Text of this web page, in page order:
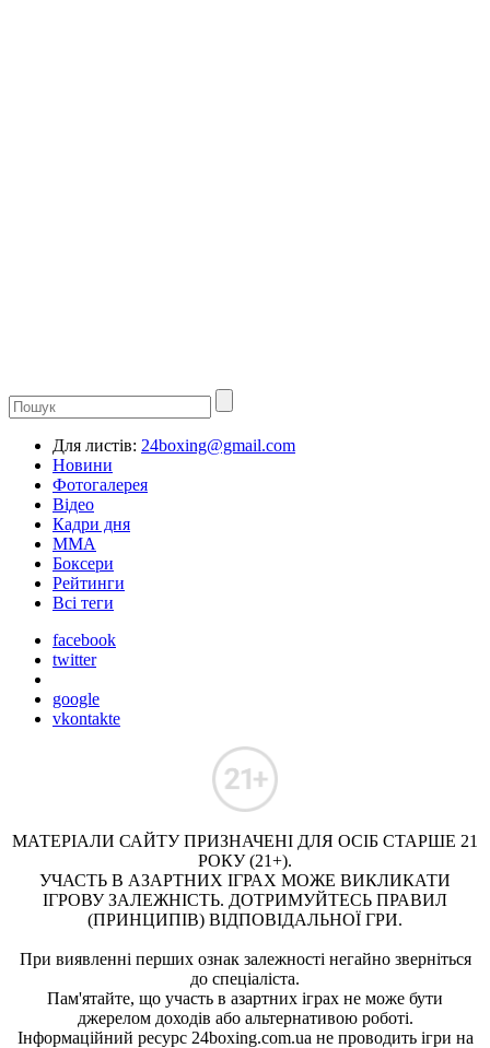
Для листів: 24boxing@gmail.com
Новини
Фотогалерея
Відео
Кадри дня
ММА
Боксери
Рейтинги
Всі теги
facebook
twitter
google
vkontakte
МАТЕРІАЛИ САЙТУ ПРИЗНАЧЕНІ ДЛЯ ОСІБ СТАРШЕ 21
РОКУ (21+).
УЧАСТЬ В АЗАРТНИХ ІГРАХ МОЖЕ ВИКЛИКАТИ
ІГРОВУ ЗАЛЕЖНІСТЬ. ДОТРИМУЙТЕСЬ ПРАВИЛ
(ПРИНЦИПІВ) ВІДПОВІДАЛЬНОЇ ГРИ.
При виявленні перших ознак залежності негайно зверніться
до спеціаліста.
Пам'ятайте, що участь в азартних іграх не може бути
джерелом доходів або альтернативою роботі.
Інформаційний ресурс 24boxing.com.ua не проводить ігри на